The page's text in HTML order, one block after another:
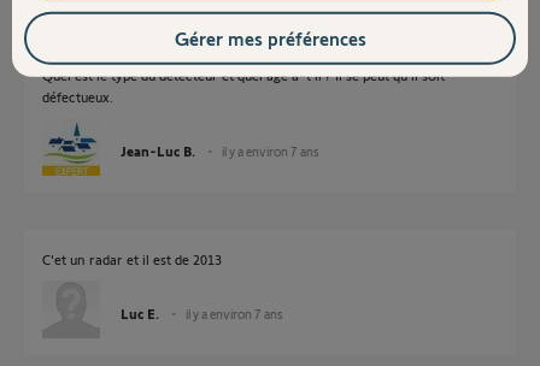
Quel est le type du détecteur et quel âge a-t'il ? Il se peut qu'il soit
défectueux.
Jean-Luc B. il y a environ 7 ans
C'et un radar et il est de 2013
Luc E. il y a environ 7 ans
Gérer mes préférences